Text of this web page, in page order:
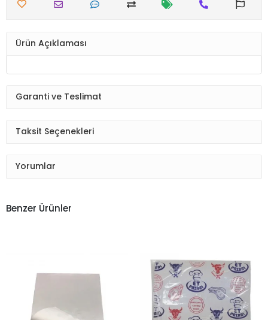
Ürün Açıklaması
Garanti ve Teslimat
Taksit Seçenekleri
Yorumlar
Benzer Ürünler